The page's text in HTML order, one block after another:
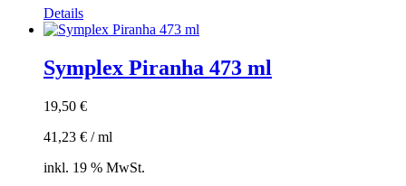
Details
Symplex Piranha 473 ml
19,50 €
41,23 € /ml
inkl. 19 % MwSt.